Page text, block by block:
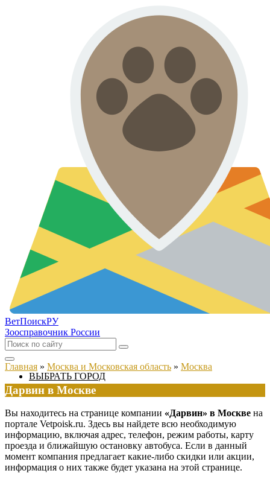
ВетПоискРУ
Зоосправочник России
ВЫБРАТЬ ГОРОД
Главная » Москва и Московская область » Москва
Дарвин в Москве
Вы находитесь на странице компании «Дарвин» в Москве на
портале Vetpoisk.ru. Здесь вы найдете всю необходимую
информацию, включая адрес, телефон, режим работы, карту
проезда и ближайшую остановку автобуса. Если в данный
момент компания предлагает какие-либо скидки или акции,
информация о них также будет указана на этой странице.